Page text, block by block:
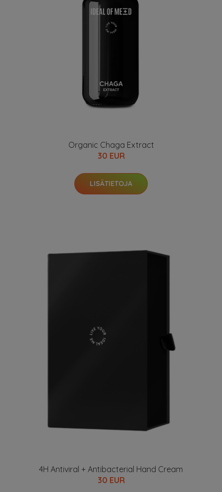
Organic Chaga Extract
30 EUR
LISÄTIETOJA
4H Antiviral + Antibacterial Hand Cream
30 EUR